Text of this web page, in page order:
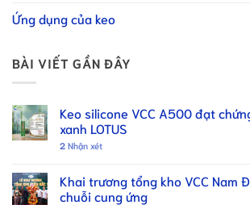
Ứng dụng của keo
BÀI VIẾT GẦN ĐÂY
Keo silicone VCC A500 đạt
xanh LOTUS
2 Nhận xét
Khai trương tổng kho VCC Nam
chuỗi cung ứng